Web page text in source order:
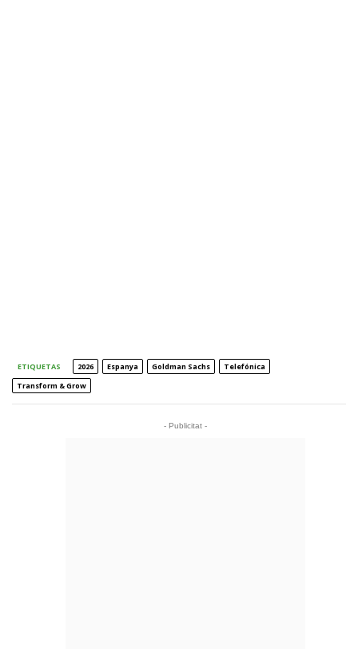
ETIQUETAS 2026 Espanya Goldman Sachs
Telefónica
Transform & Grow
- Publicitat -